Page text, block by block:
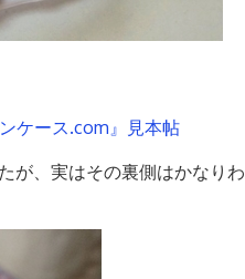
ケース.com』見本帖
が、実はその裏側はかなりわ